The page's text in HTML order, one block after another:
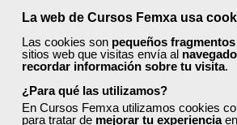
La web de Cursos Femxa usa
Las cookies son pequeños
sitios web que visitas envía al
recordar información sobre tu visita.
¿Para qué las utilizamos?
En Cursos Femxa utilizamos cookies
para tratar de mejorar tu experiencia
Para desempleados,
trabajadores y autónomos.
-Información, Comunicación
y Artes Gráficas.